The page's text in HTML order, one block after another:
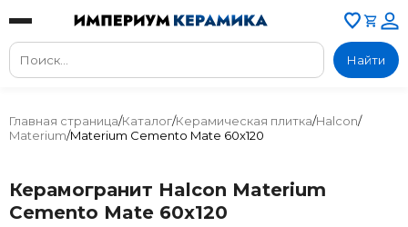
Найти
Главная страница/Каталог/Керамическая плитка/Halcon/
Materium/Materium Cemento Mate 60x120
Керамогранит Halcon Materium
Cemento Mate 60x120